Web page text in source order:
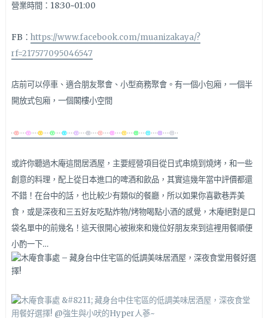
營業時間：18:30~01:00
FB： https://www.facebook.com/muanizakaya/?
rf=217577095046547
店前可以停車、適合朋友聚會、小型商務聚會。有一個小包廂，一個半
開放式包廂，一個閣樓小空間
或許你聽過木庵這間居酒屋，主要經營項目從日式串燒到燒烤，和一些
創意的料理，配上從日本進口的啤酒和飲品，其實這幾年當中評價都還
不錯！在台中的話，也比較少有類似的餐廳，所以如果你喜歡巷弄美
食，或是深夜和三五好友吃點炸物/烤物喝點小酒的感覺，木庵絕對是口
袋名單中的前幾名 ！ 這天很開心被揪來和幾位好朋友來到這裡用餐順便
小酌一下…